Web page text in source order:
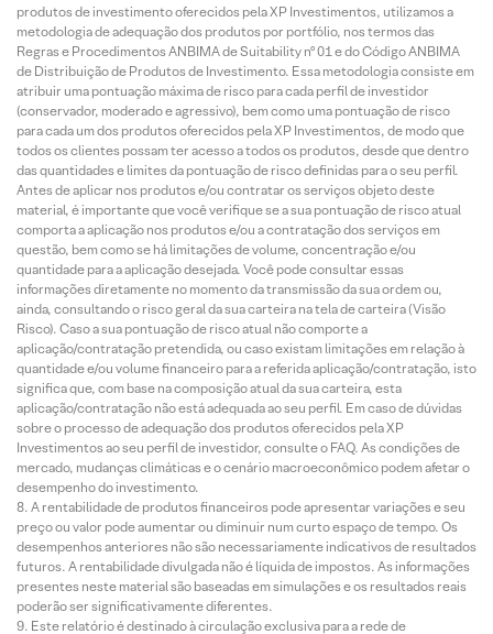
produtos de investimento oferecidos pela XP Investimentos, utilizamos a
metodologia de adequação dos produtos por portfólio, nos termos das
Regras e Procedimentos ANBIMA de Suitability nº 01 e do Código ANBIMA
de Distribuição de Produtos de Investimento. Essa metodologia consiste em
atribuir uma pontuação máxima de risco para cada perfil de investidor
(conservador, moderado e agressivo), bem como uma pontuação de risco
para cada um dos produtos oferecidos pela XP Investimentos, de modo que
todos os clientes possam ter acesso a todos os produtos, desde que dentro
das quantidades e limites da pontuação de risco definidas para o seu perfil.
Antes de aplicar nos produtos e/ou contratar os serviços objeto deste
material, é importante que você verifique se a sua pontuação de risco atual
comporta a aplicação nos produtos e/ou a contratação dos serviços em
questão, bem como se há limitações de volume, concentração e/ou
quantidade para a aplicação desejada. Você pode consultar essas
informações diretamente no momento da transmissão da sua ordem ou,
ainda, consultando o risco geral da sua carteira na tela de carteira (Visão
Risco). Caso a sua pontuação de risco atual não comporte a
aplicação/contratação pretendida, ou caso existam limitações em relação à
quantidade e/ou volume financeiro para a referida aplicação/contratação, isto
significa que, com base na composição atual da sua carteira, esta
aplicação/contratação não está adequada ao seu perfil. Em caso de dúvidas
sobre o processo de adequação dos produtos oferecidos pela XP
Investimentos ao seu perfil de investidor, consulte o FAQ. As condições de
mercado, mudanças climáticas e o cenário macroeconômico podem afetar o
desempenho do investimento.
A rentabilidade de produtos financeiros pode apresentar variações e seu
preço ou valor pode aumentar ou diminuir num curto espaço de tempo. Os
desempenhos anteriores não são necessariamente indicativos de resultados
futuros. A rentabilidade divulgada não é líquida de impostos. As informações
presentes neste material são baseadas em simulações e os resultados reais
poderão ser significativamente diferentes.
Este relatório é destinado à circulação exclusiva para a rede de